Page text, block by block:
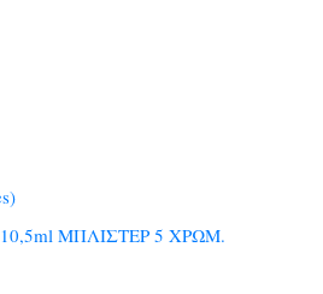
ΜΠΛΙΣΤΕΡ 5 ΧΡΩΜ.